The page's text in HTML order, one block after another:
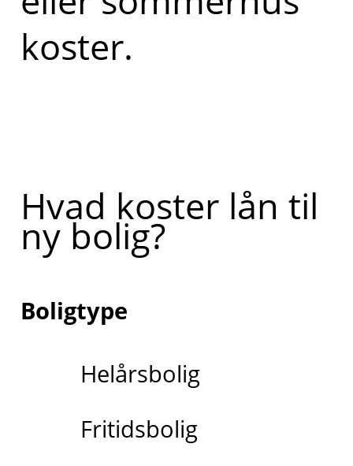
koster.
Hvad koster lån til
ny bolig?
Boligtype
Helårsbolig
Fritidsbolig